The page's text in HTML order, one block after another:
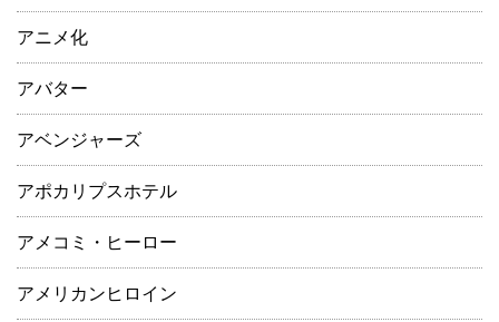
アニメ化
アバター
アベンジャーズ
アポカリプスホテル
アメコミ・ヒーロー
アメリカンヒロイン